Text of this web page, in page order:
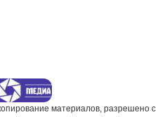
материалов, разрешено с